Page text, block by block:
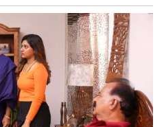
திறன்
பெட்ரோல்
5 ஸ்பீடு
கியர்பாக்ஸ்